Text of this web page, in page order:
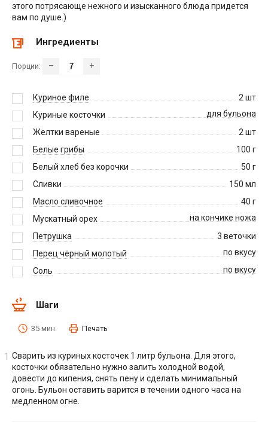
этого потрясающе нежного и изысканного блюда придется
вам по душе.)
Ингредиенты
Порции: – +
Куриное филе 2 шт
Куриные косточки
для бульона
Желтки вареные
2 шт
Белые грибы
100 г
Белый хлеб без корочки
50 г
Сливки
150 мл
Масло сливочное
40 г
Мускатный орех
на кончике ножа
Петрушка
3 веточки
Перец чёрный молотый
по вкусу
Соль
по вкусу
Шаги
35 мин. Печать
Сварить из куриных косточек 1 литр бульона. Для этого,
косточки обязательно нужно залить холодной водой,
довести до кипения, снять пену и сделать минимальный
огонь. Бульон оставить варится в течении одного часа на
медленном огне.